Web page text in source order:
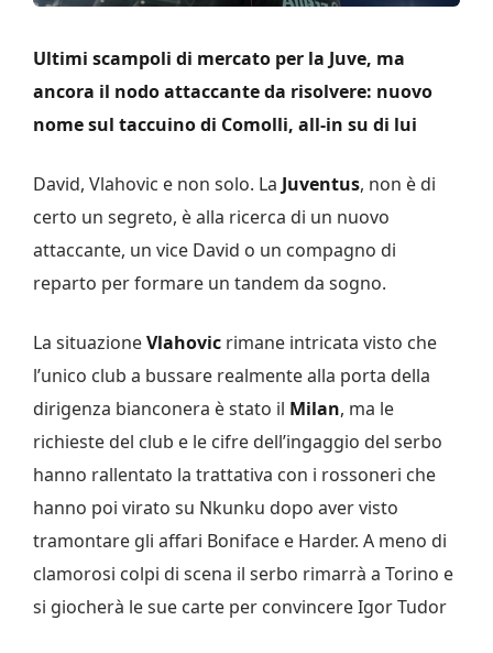
Ultimi scampoli di mercato per la Juve, ma
ancora il nodo attaccante da risolvere: nuovo
nome sul taccuino di Comolli, all-in su di lui
David, Vlahovic e non solo. La Juventus, non è di
certo un segreto, è alla ricerca di un nuovo
attaccante, un vice David o un compagno di
reparto per formare un tandem da sogno.
La situazioneVlahovic rimane intricata visto che
l’unico club a bussare realmente alla porta della
dirigenza bianconera è stato il Milan, ma le
richieste del club e le cifre dell’ingaggio del serbo
hanno rallentato la trattativa con i rossoneri che
hanno poi virato su Nkunku dopo aver visto
tramontare gli affari Boniface e Harder. A meno di
clamorosi colpi di scena il serbo rimarrà a Torino e
si giocherà le sue carte per convincere Igor Tudor